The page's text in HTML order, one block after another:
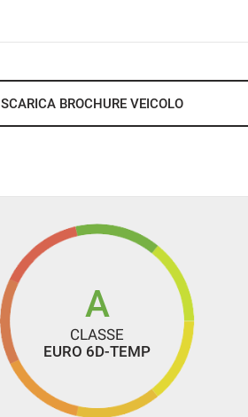
SCARICA BROCHURE VEICOLO
A
CLASSE
EURO 6D-TEMP